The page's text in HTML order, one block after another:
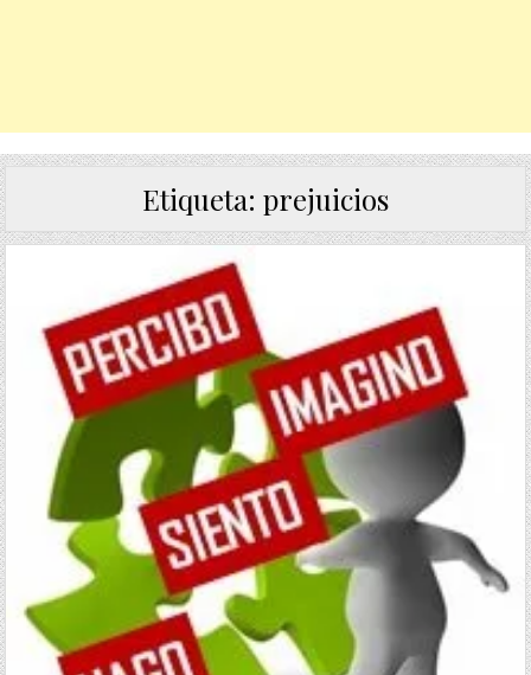
Etiqueta: prejuicios